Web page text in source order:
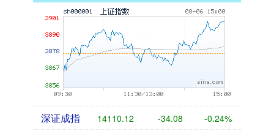
深证成指 14110.12 -34.08 -0.24%